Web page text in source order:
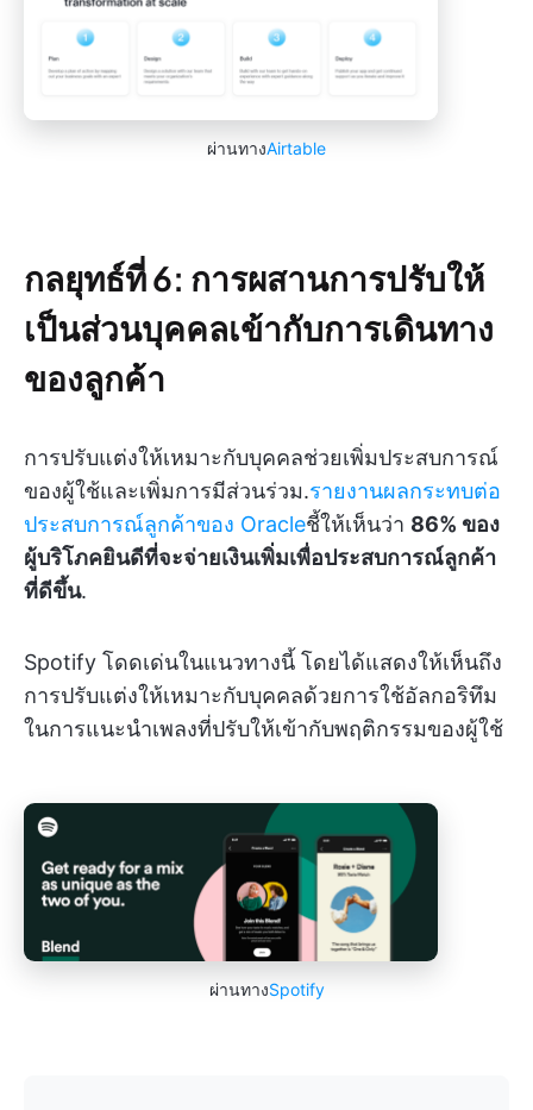
ผ่านทางAirtable
กลยุทธ์ที่ 6: การผสานการปรับให้
เป็นส่วนบุคคลเข้ากับการเดินทาง
ของลูกค้า
การปรับแต่งให้เหมาะกับบุคคลช่วยเพิ่มประสบการณ์
ของผู้ใช้และเพิ่มการมีส่วนร่วม.รายงานผลกระทบต่อ
ประสบการณ์ลูกค้าของ Oracleชี้ให้เห็นว่า 86% ของ
ผู้บริโภคยินดีที่จะจ่ายเงินเพิ่มเพื่อประสบการณ์ลูกค้า
ที่ดีขึ้น.
Spotify โดดเด่นในแนวทางนี้ โดยได้แสดงให้เห็นถึง
การปรับแต่งให้เหมาะกับบุคคลด้วยการใช้อัลกอริทึม
ในการแนะนำเพลงที่ปรับให้เข้ากับพฤติกรรมของผู้ใช้
ผ่านทางSpotify